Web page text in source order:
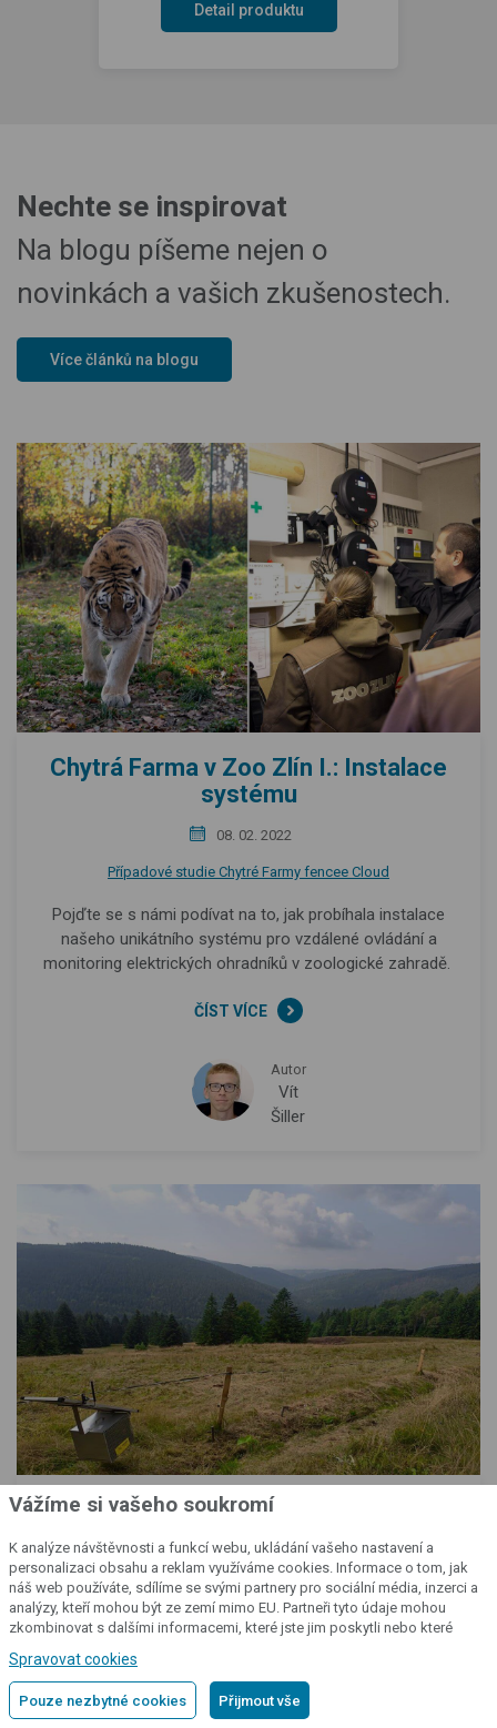
Detail produktu
Nechte se inspirovat
Na blogu píšeme nejen o
novinkách a vašich zkušenostech.
Více článků na blogu
Chytrá Farma v Zoo Zlín I.: Instalace
systému
08. 02. 2022
Případové studie Chytré Farmy fencee Cloud
Pojďte se s námi podívat na to, jak probíhala instalace
našeho unikátního systému pro vzdálené ovládání a
monitoring elektrických ohradníků v zoologické zahradě.
ČÍST VÍCE
Autor
Vít
Šiller
Neustálý dozor nad ohradou díky RF
generátoru, GATEWAY GW100 a
aplikaci fencee Cloud
Vít Karbusický
06. 09. 2021
Generátor fencee energy DUO RF EDX150 / výkon až
Vážíme si vašeho soukromí
K analýze návštěvnosti a funkcí webu, ukládání vašeho nastavení a
personalizaci obsahu a reklam využíváme cookies. Informace o tom, jak
náš web používáte, sdílíme se svými partnery pro sociální média, inzerci a
analýzy, kteří mohou být ze zemí mimo EU. Partneři tyto údaje mohou
zkombinovat s dalšími informacemi, které jste jim poskytli nebo které
Spravovat cookies
Pouze nezbytné cookies Přijmout vše